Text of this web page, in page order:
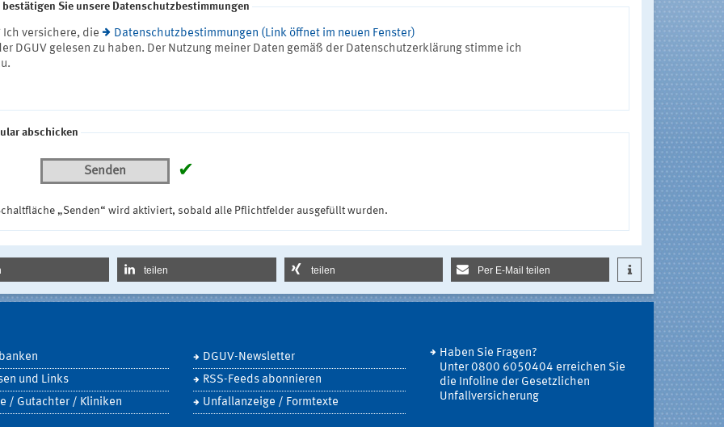
Sie unsere Datenschutzbestimmungen
Ich versichere, die
Datenschutzbestimmungen (Link öffnet im neuen Fenster)
DGUV gelesen zu haben. Der Nutzung meiner Daten gemäß der Datenschutzerklärung stimme ich
abschicken
Senden ✔
„Senden“ wird aktiviert, sobald alle Pflichtfelder ausgefüllt wurden.
teilen teilen Per E-Mail teilen
und Links
/ Gutachter / Kliniken
DGUV-Newsletter
RSS-Feeds abonnieren
Unfallanzeige / Formtexte
Haben Sie Fragen?
Unter 0800 6050404 erreichen Sie
die Infoline der Gesetzlichen
Unfallversicherung